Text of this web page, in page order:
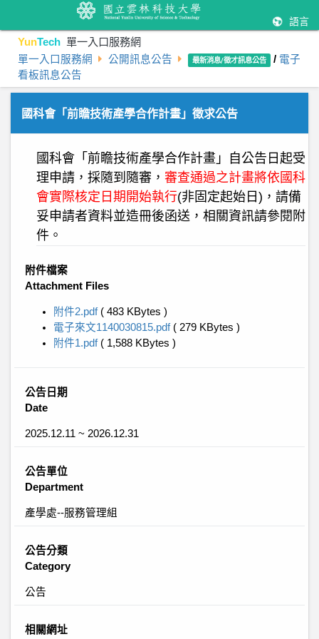
語言
YunTech 單一入口服務網
單一入口服務網 公開訊息公告 最新消息/徵才訊息公告 / 電子
看板訊息公告
國科會「前瞻技術產學合作計畫」徵求公告
國科會「前瞻技術產學合作計畫」自公告日起受
理申請， 採隨到隨審， 審查通過之計畫將依國科
會實際核定日期開始執行(非固定起始日)，請備
妥申請者資料並造冊後函送 ，相關資訊請參閱附
件。
附件檔案
Attachment Files
附件2.pdf ( 483 KBytes )
電子來文1140030815.pdf ( 279 KBytes )
附件1.pdf ( 1,588 KBytes )
公告日期
Date
2025.12.11 ~ 2026.12.31
公告單位
Department
產學處--服務管理組
公告分類
Category
公告
相關網址